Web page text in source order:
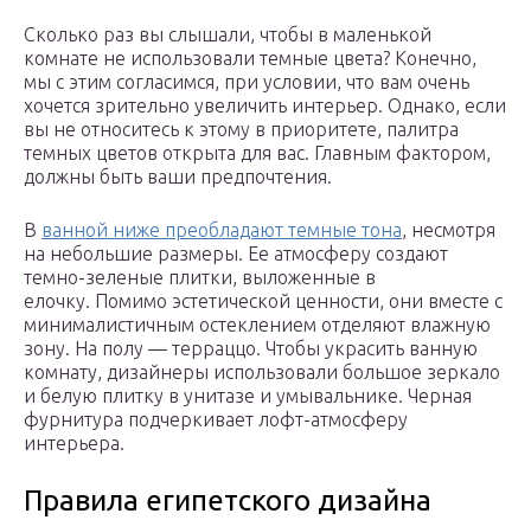
Сколько раз вы слышали, чтобы в маленькой
комнате не использовали темные цвета? Конечно,
мы с этим согласимся, при условии, что вам очень
хочется зрительно увеличить интерьер. Однако, если
вы не относитесь к этому в приоритете, палитра
темных цветов открыта для вас. Главным фактором,
должны быть ваши предпочтения.
В ванной ниже преобладают темные тона, несмотря
на небольшие размеры. Ее атмосферу создают
темно-зеленые плитки, выложенные в
елочку. Помимо эстетической ценности, они вместе с
минималистичным остеклением отделяют влажную
зону. На полу — терраццо. Чтобы украсить ванную
комнату, дизайнеры использовали большое зеркало
и белую плитку в унитазе и умывальнике. Черная
фурнитура подчеркивает лофт-атмосферу
интерьера.
Правила египетского дизайна